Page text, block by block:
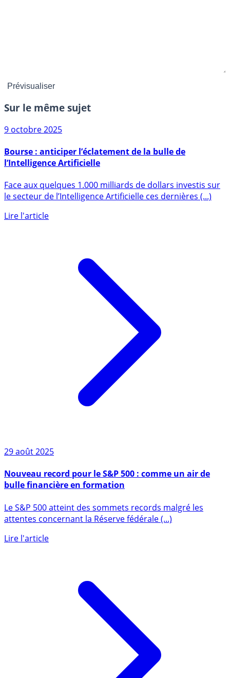
Sur le même sujet
9 octobre 2025
l’Intelligence Artificielle
le secteur de l’Intelligence Artificielle ces dernières (...)
29 août 2025
bulle financière en formation
attentes concernant la Réserve fédérale (...)